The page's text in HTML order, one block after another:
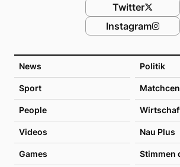
News Politik
Sport
People
Videos Nau Plus
Games Stimmen
Twitter
Instagram